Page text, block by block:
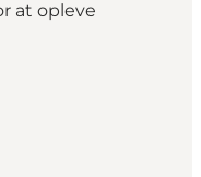
at opleve
Adventure"
Camp Adventure on_map